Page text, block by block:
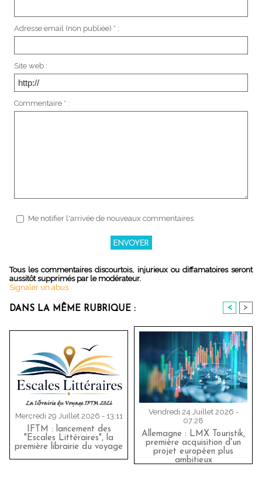
Adresse email (non publiée) * :
Site web :
Commentaire * :
Me notifier l'arrivée de nouveaux commentaires
Tous les commentaires discourtois, injurieux ou diffamatoires seront
aussitôt supprimés par le modérateur.
Signaler un abus
DANS LA MÊME RUBRIQUE : < >
Mercredi 29 Juillet 2026 - 13:11
IFTM : lancement des
"Escales Littéraires", la
première librairie du voyage
Vendredi 24 Juillet 2026 -
07:28
Allemagne : LMX Touristik,
première acquisition d'un
projet européen plus
ambitieux